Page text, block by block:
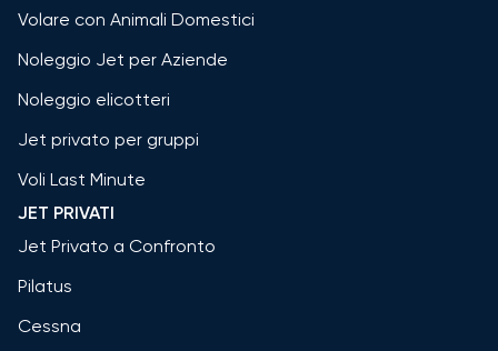
Volare con Animali Domestici
Noleggio Jet per Aziende
Noleggio elicotteri
Jet privato per gruppi
Voli Last Minute
JET PRIVATI
Jet Privato a Confronto
Pilatus
Cessna